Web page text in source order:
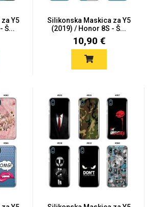
Y5
Š...
Silikonska Maskica za Y5
(2019) / Honor 8S - Š...
10,90 €